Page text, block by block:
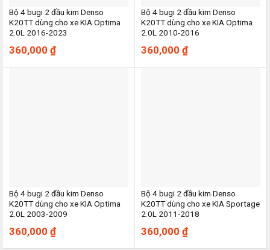
Bộ 4 bugi 2 đầu kim Denso
K20TT dùng cho xe KIA Optima
2.0L 2016-2023
360,000 ₫
Bộ 4 bugi 2 đầu kim Denso
K20TT dùng cho xe KIA Optima
2.0L 2010-2016
360,000 ₫
Bộ 4 bugi 2 đầu kim Denso
K20TT dùng cho xe KIA Optima
2.0L 2003-2009
360,000 ₫
Bộ 4 bugi 2 đầu kim Denso
K20TT dùng cho xe KIA Sportage
2.0L 2011-2018
360,000 ₫